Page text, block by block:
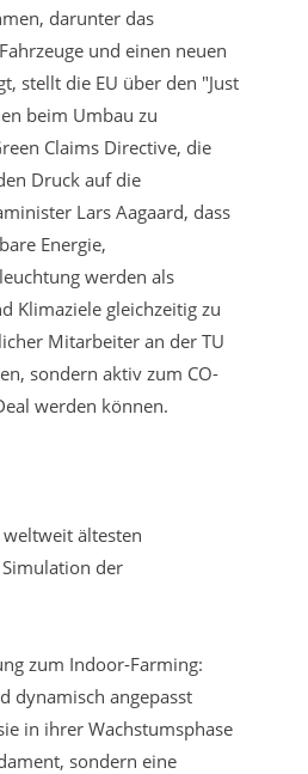
darunter das
und einen neuen
stellt die EU über den "Just
beim Umbau zu
Claims Directive, die
Druck auf die
Lars Aagaard, dass
Energie,
werden als
Klimaziele gleichzeitig zu
Mitarbeiter an der TU
sondern aktiv zum CO-
werden können.
ältesten
der
zum Indoor-Farming:
dynamisch angepasst
in ihrer Wachstumsphase
sondern eine